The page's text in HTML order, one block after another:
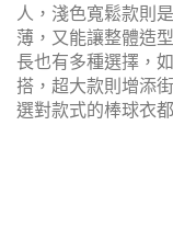
人，淺色寬鬆款則
薄，又能讓整體造
長也有多種選擇，
搭，超大款則增添
選對款式的棒球衣